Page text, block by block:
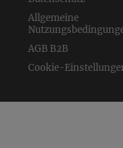
Allgemeine
AGB B2B
Cookie-